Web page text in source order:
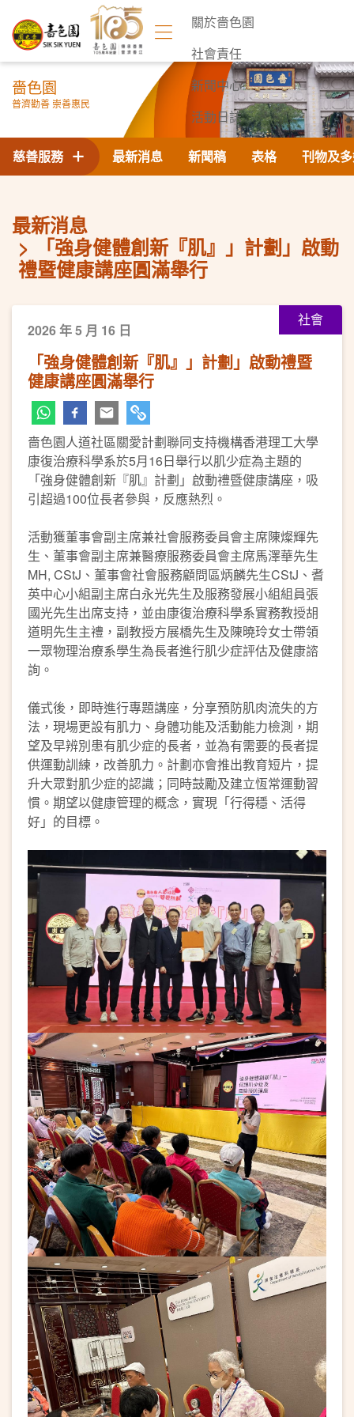
關於嗇色園
社會責任
新聞中心
活動日誌
聯絡我們
嗇色園
普濟勸善 崇善惠民
最新消息 新聞稿 表格 刊物及
慈善服務
最新消息
「強身健體創新『肌』」計劃」啟動
禮暨健康講座圓滿舉行
社會
2026 年 5 月 16 日
「強身健體創新『肌』」計劃」啟動禮暨
健康講座圓滿舉行
嗇色園人道社區關愛計劃聯同支持機構香港理工大學
康復治療科學系於5月16日舉行以肌少症為主題的
「強身健體創新『肌』計劃」啟動禮暨健康講座，吸
引超過100位長者參與，反應熱烈。
活動獲董事會副主席兼社會服務委員會主席陳燦輝先
生、董事會副主席兼醫療服務委員會主席馬澤華先生
MH, CStJ、董事會社會服務顧問區炳麟先生CStJ、耆
英中心小組副主席白永光先生及服務發展小組組員張
國光先生出席支持，並由康復治療科學系實務教授胡
道明先生主禮，副教授方展橋先生及陳曉玲女士帶領
一眾物理治療系學生為長者進行肌少症評估及健康諮
詢。
儀式後，即時進行專題講座，分享預防肌肉流失的方
法，現場更設有肌力、身體功能及活動能力檢測，期
望及早辨別患有肌少症的長者，並為有需要的長者提
供運動訓練，改善肌力。計劃亦會推出教育短片，提
升大眾對肌少症的認識；同時鼓勵及建立恆常運動習
慣。期望以健康管理的概念，實現「行得穩、活得
好」的目標。